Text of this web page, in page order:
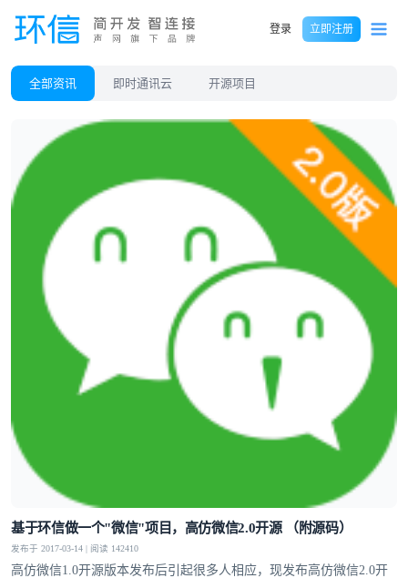
登录 立即注册
全部资讯 即时通讯云 开源项目
基于环信做一个"微信"项目，高仿微信2.0开源 （附源码）
发布于 2017-03-14 | 阅读 142410
高仿微信1.0开源版本发布后引起很多人相应，现发布高仿微信2.0开